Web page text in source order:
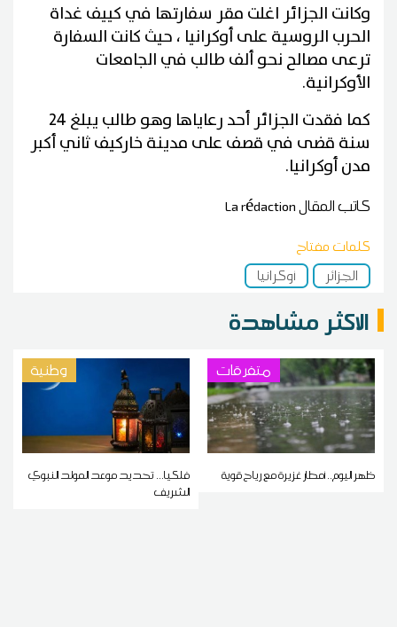
وكانت الجزائر اغلت مقر سفارتها في كييف غداة
الحرب الروسية على أوكرانيا ، حيث كانت السفارة
ترعى مصالح نحو ألف طالب في الجامعات
الأوكرانية.
كما فقدت الجزائر أحد رعاياها وهو طالب يبلغ 24
سنة قضى في قصف على مدينة خاركيف ثاني أكبر
مدن أوكرانيا.
كاتب المقالLa rédaction
كلمات مفتاح
الجزائر
أوكرانيا
الاكثر مشاهدة
متفرقات
ظهر اليوم.. أمطار غزيرة مع رياح قوية
وطنية
فلكيا... تحديد موعد المولد النبوي
الشريف